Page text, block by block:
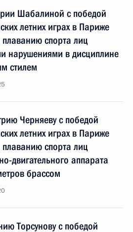
Шабалиной с победой
летних играх в Париже
спорта лиц
нарушениями в дисциплине
стилем
Черняеву с победой
летних играх в Париже
спорта лиц
двигательного аппарата
брассом
Торсунову с победой